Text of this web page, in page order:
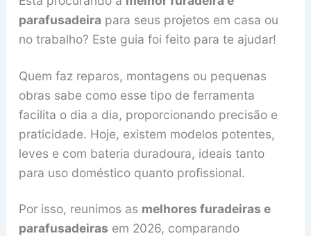
parafusadeira para seus projetos em casa ou
no trabalho? Este guia foi feito para te ajudar!
Quem faz reparos, montagens ou pequenas
obras sabe como esse tipo de ferramenta
facilita o dia a dia, proporcionando precisão e
praticidade. Hoje, existem modelos potentes,
leves e com bateria duradoura, ideais tanto
para uso doméstico quanto profissional.
Por isso, reunimos as melhores furadeiras e
parafusadeiras em 2026, comparando